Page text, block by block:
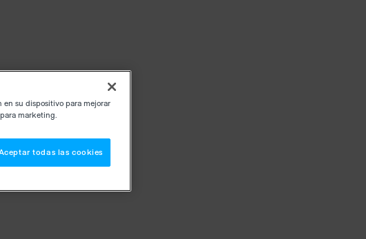
en su dispositivo para mejorar
marketing.
todas las cookies